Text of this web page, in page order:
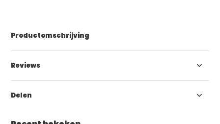
Productomschrijving
Reviews
Delen